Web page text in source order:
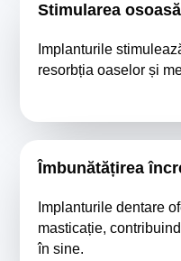
Stimularea osoasă
Implanturile
resorbția oaselor și
Îmbunătățirea
Implanturile dentare
masticație,
în sine.